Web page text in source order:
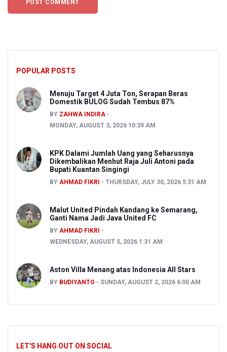
POPULAR POSTS
Menuju Target 4 Juta Ton, Serapan Beras
Domestik BULOG Sudah Tembus 87%
BY ZAHWA INDIRA
MONDAY, AUGUST 3, 2026 10:39 AM
KPK Dalami Jumlah Uang yang Seharusnya
Dikembalikan Menhut Raja Juli Antoni pada
Bupati Kuantan Singingi
BY AHMAD FIKRI THURSDAY, JULY 30, 2026 5:31 AM
Malut United Pindah Kandang ke Semarang,
Ganti Nama Jadi Java United FC
BY AHMAD FIKRI
WEDNESDAY, AUGUST 5, 2026 1:31 AM
Aston Villa Menang atas Indonesia All Stars
BY BUDIYANTO SUNDAY, AUGUST 2, 2026 6:00 AM
LET'S HANG OUT ON SOCIAL